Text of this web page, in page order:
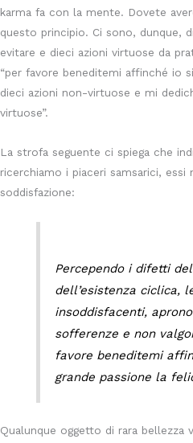
karma fa con la mente. Dovete
questo principio. Ci sono, dunque,
evitare e dieci azioni virtuose da
“per favore beneditemi affinché io
dieci azioni non-virtuose e mi
virtuose”.
La strofa seguente ci spiega che
ricerchiamo i piaceri samsarici,
soddisfazione:
Percependo i difetti
dell’esistenza ciclica,
insoddisfacenti,
sofferenze e non
favore beneditemi
grande passione la
Qualunque oggetto di rara bellezza